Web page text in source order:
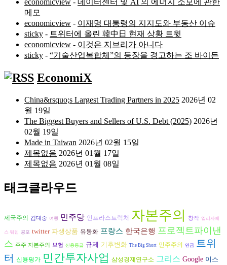
economicview - 데이터센터 및 AI 의 에너지 소모에 관한
메모
economicview - 이재명 대통령의 지지도와 부동산 이슈
sticky - 트위터에 올린 韓中日 현재 상황 트윗
economicview - 이것은 지브리가 아니다
sticky - “기술산업복합체”의 등장을 경고하는 조 바이든
EconomiX
China&rsquo;s Largest Trading Partners in 2025 2026년 02
월 19일
The Biggest Buyers and Sellers of U.S. Debt (2025) 2026년
02월 19일
Made in Taiwan 2026년 02월 15일
제목없음 2026년 01월 17일
제목없음 2026년 01월 08일
태크클라우드
제국주의 김대중 여행 민주당 인프라스트럭처 자본주의 창작 엘리자베
스 워렌 공포 twitter 파생상품 유동화 프랑스 한국은행 프로젝트파이낸
스 주주 자본주의 보험 신용등급 규제 기후변화 The Big Short 민주주의 연금
트위
터
신용평가 민간투자사업 삼성경제연구소 그리스 Google 이스